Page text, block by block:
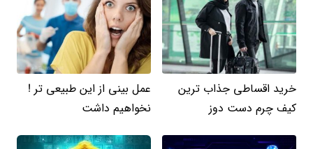
خرید اقساطی جذاب ترین
کیف چرم دست دوز
عمل بینی از این طبیعی تر !
نخواهیم داشت